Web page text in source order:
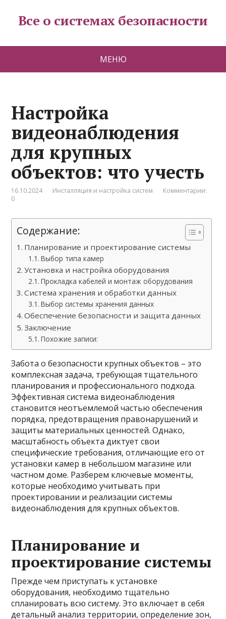
Все о системах безопасности
МЕНЮ
Настройка
видеонаблюдения
для крупных
объектов: что учесть
16.10.2024 Инсталляция и настройка систем
Комментарии:
0
Содержание:
Планирование и проектирование системы
Выбор типа камер
Установка и настройка оборудования
Прокладка кабелей и монтаж оборудования
Система хранения и обработки данных
Выбор системы хранения данных
Обеспечение безопасности и защита данных
Заключение
Похожие записи:
Забота о безопасности крупных объектов – это
комплексная задача, требующая тщательного
планирования и профессионального подхода.
Эффективная система видеонаблюдения
становится неотъемлемой частью обеспечения
порядка, предотвращения правонарушений и
защиты материальных ценностей. Однако,
масштабность объекта диктует свои
специфические требования, отличающие его от
установки камер в небольшом магазине или
частном доме. Разберем ключевые моменты,
которые необходимо учитывать при
проектировании и реализации системы
видеонаблюдения для крупных объектов.
Планирование и
проектирование системы
Прежде чем приступать к установке
оборудования, необходимо тщательно
спланировать всю систему. Это включает в себя
детальный анализ территории, определение зон,